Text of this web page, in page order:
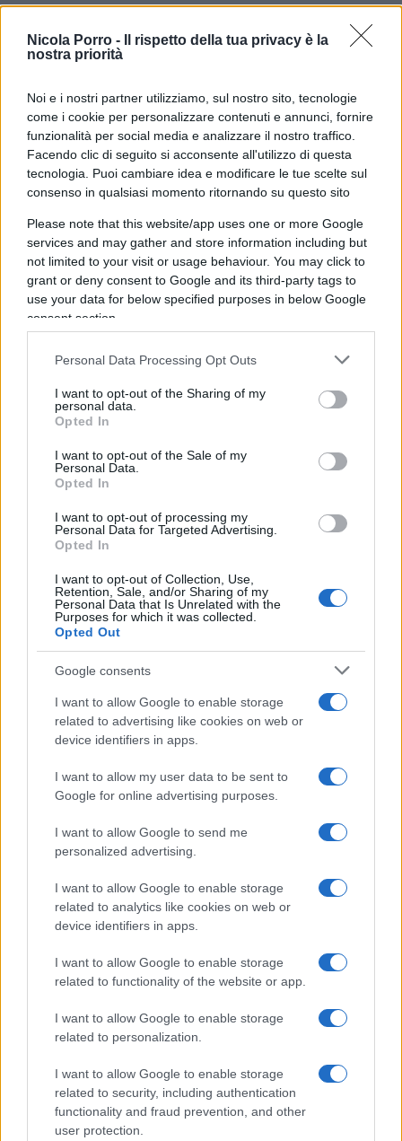
Nicola Porro -
Il rispetto della tua privacy è la
nostra priorità
Noi e i nostri partner utilizziamo, sul nostro sito, tecnologie
come i cookie per personalizzare contenuti e annunci, fornire
funzionalità per social media e analizzare il nostro traffico.
Facendo clic di seguito si acconsente all'utilizzo di questa
tecnologia. Puoi cambiare idea e modificare le tue scelte sul
consenso in qualsiasi momento ritornando su questo sito
Please note that this website/app uses one or more Google
services and may gather and store information including but
not limited to your visit or usage behaviour. You may click to
grant or deny consent to Google and its third-party tags to
use your data for below specified purposes in below Google
consent section.
Personal Data Processing Opt Outs
I want to opt-out of the Sharing of my
personal data.
Opted In
I want to opt-out of the Sale of my
Personal Data.
Opted In
I want to opt-out of processing my
Personal Data for Targeted Advertising.
Opted In
I want to opt-out of Collection, Use,
Retention, Sale, and/or Sharing of my
Personal Data that Is Unrelated with the
Purposes for which it was collected.
Opted Out
Google consents
I want to allow Google to enable storage
related to advertising like cookies on web or
device identifiers in apps.
I want to allow my user data to be sent to
Google for online advertising purposes.
I want to allow Google to send me
personalized advertising.
I want to allow Google to enable storage
related to analytics like cookies on web or
device identifiers in apps.
I want to allow Google to enable storage
related to functionality of the website or app.
I want to allow Google to enable storage
related to personalization.
I want to allow Google to enable storage
related to security, including authentication
functionality and fraud prevention, and other
user protection.
da un modo di operare un po’ allegro, “non
soltanto palesemente arbitrario ma soprattutto
palesemente abusivo”.
Leggi anche:
Spiato mezzo governo: “Striano non era solo”.
Ora fuori i mandanti
Proprio ieri il ministro Crosetto,che ha dovuto nel
frattempo smentire le notizie di tensioni
all’interno del Cdm
tornava: sulDomanivennero pubblicate notizie sui
suoi contratti di consulenza che avrebbero dovuto
restare perfettamente segreti. Da lì il pm Raffaele
interrogato per due volte l’esponente di FdI, è
partito per scoprire decine di migliaia di accessi
abusivi alla banca dati sulle operazioni “sospette”
a carico di imprenditori, personaggi dello
centrodestra). Ma le fughe di notizie non si erano
fermate e in un verbale della procura umbra, il
ministro aveva raccontato di alcune frizioni con
l’Aise, il servizio di sicurezza esterno, che “in più di
un’occasione avrebbero potuto anche creare
problemi alla sicurezza nazionale”. Tradotto:
Crosetto adombrava l’ipotesi che dietro il
servizi, magari a causa di alcune frizioni che
riguardavano la mancata assunzione della moglie
all’Aise e le mancate conferme di alcune ex spie ai
vertici delle partecipate di Stato. Ipotesi
categoricamente smentita da Alfredo Mantovano.
“Speriamo che mi chiamino, ho ancora molto da
dire”, aveva detto Crosetto riferendosi al Copasir.
Comitato
parlamentare per la sicurezza della Repubblica
Quello che trapela è che il ministro della Difesa ha
parlato per due ore e messo in chiaro la sua
verità, ma smorzando le polemiche: i suoi erano
riferimenti generali e attualmente non vi sarebbe
alcun problema nei rapporti tra la Difesa e i